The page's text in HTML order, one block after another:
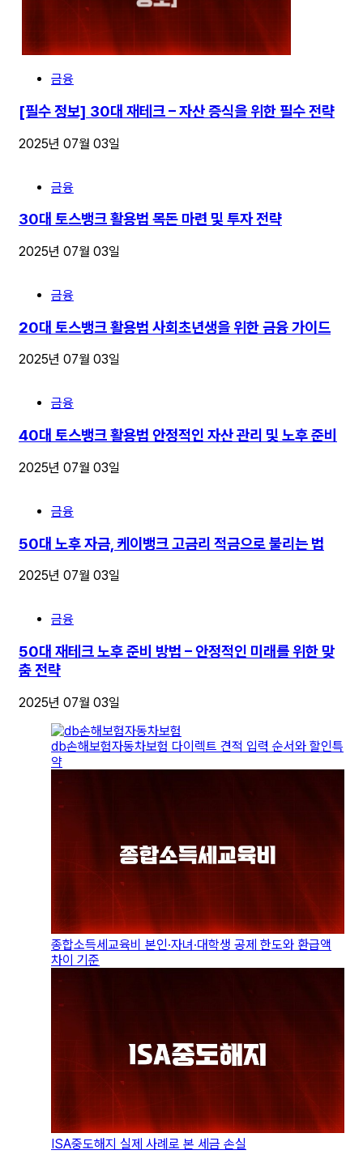
금융
[필수 정보] 30대 재테크 – 자산 증식을 위한 필수 전략
2025년 07월 03일
금융
30대 토스뱅크 활용법 목돈 마련 및 투자 전략
2025년 07월 03일
금융
20대 토스뱅크 활용법 사회초년생을 위한 금융 가이드
2025년 07월 03일
금융
40대 토스뱅크 활용법 안정적인 자산 관리 및 노후 준비
2025년 07월 03일
금융
50대 노후 자금, 케이뱅크 고금리 적금으로 불리는 법
2025년 07월 03일
금융
50대 재테크 노후 준비 방법 – 안정적인 미래를 위한 맞
춤 전략
2025년 07월 03일
db손해보험자동차보험 다이렉트 견적 입력 순서와 할인특
약
종합소득세교육비 본인·자녀·대학생 공제 한도와 환급액
차이 기준
ISA중도해지 실제 사례로 본 세금 손실